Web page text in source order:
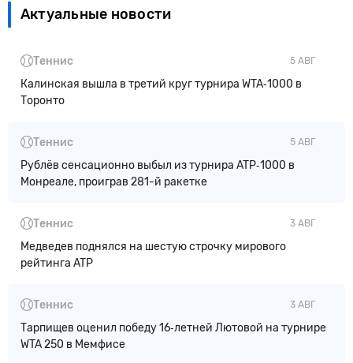
Актуальные новости
5 АВГ
Теннис
Калинская вышла в третий круг турнира WTA‑1000 в
Торонто
5 АВГ
Теннис
Рублёв сенсационно выбыл из турнира ATP‑1000 в
Монреале, проиграв 281-й ракетке
3 АВГ
Теннис
Медведев поднялся на шестую строчку мирового
рейтинга ATP
3 АВГ
Теннис
Тарпищев оценил победу 16‑летней Лютовой на турнире
WTA 250 в Мемфисе